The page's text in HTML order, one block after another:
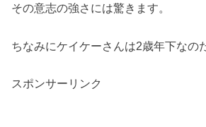
その意志の強さには驚きます。
ちなみにケイケーさんは2歳年下なの
スポンサーリンク